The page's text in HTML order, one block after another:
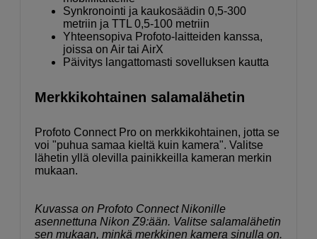
Synkronointi ja kaukosäädin 0,5-300
metriin ja TTL 0,5-100 metriin
Yhteensopiva Profoto-laitteiden kanssa,
joissa on Air tai AirX
Päivitys langattomasti sovelluksen kautta
Merkkikohtainen salamalähetin
Profoto Connect Pro on merkkikohtainen, jotta se
voi "puhua samaa kieltä kuin kamera". Valitse
lähetin yllä olevilla painikkeilla kameran merkin
mukaan.
Kuvassa on Profoto Connect Nikonille
asennettuna Nikon Z9:ään. Valitse salamalähetin
sen mukaan, minkä merkkinen kamera sinulla on.